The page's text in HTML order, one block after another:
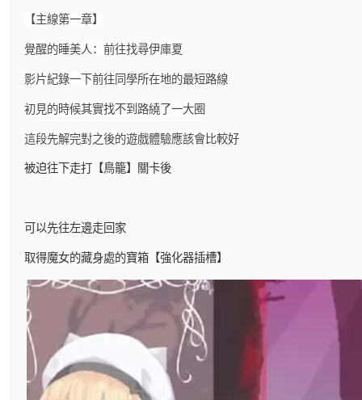
【主線第一章】
覺醒的睡美人：前往找尋伊庫夏
影片紀錄一下前往同學所在地的最短路線
初見的時候其實找不到路繞了一大圈
這段先解完對之後的遊戲體驗應該會比較好
被迫往下走打【鳥籠】關卡後
可以先往左邊走回家
取得魔女的藏身處的寶箱【強化器插槽】